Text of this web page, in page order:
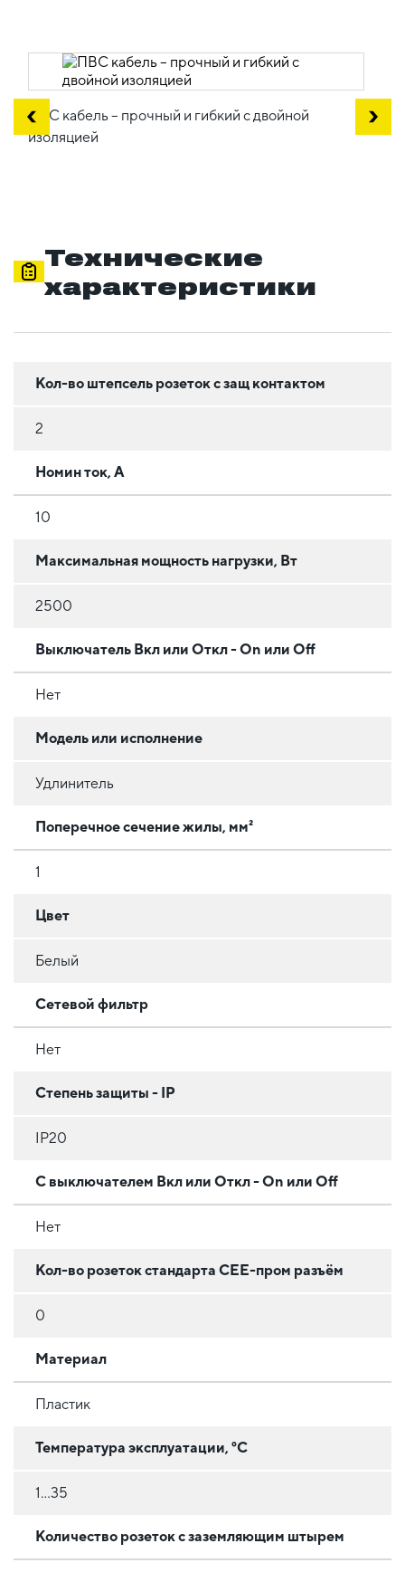
ПВС кабель – прочный и гибкий с двойной
изоляцией
Технические
характеристики
Кол-во штепсель розеток с защ контактом
2
Номин ток, А
10
Максимальная мощность нагрузки, Вт
2500
Выключатель Вкл или Откл - On или Off
Нет
Модель или исполнение
Удлинитель
Поперечное сечение жилы, мм²
1
Цвет
Белый
Сетевой фильтр
Нет
Степень защиты - IP
IP20
С выключателем Вкл или Откл - On или Off
Нет
Кол-во розеток стандарта CEE-пром разъём
0
Материал
Пластик
Температура эксплуатации, °C
1...35
Количество розеток с заземляющим штырем